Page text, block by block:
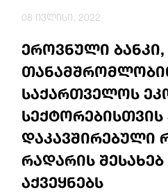
ეროვნული ბანკი,
საქართველოს
დაკავშირებული
რადარის შესახებ
აქვეყნებს
08 ივლისი, 2022